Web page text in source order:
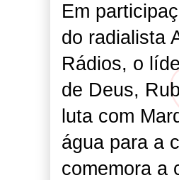
Em
do radialista
Rádios, o
de Deus,
luta com
água para a
comemora a